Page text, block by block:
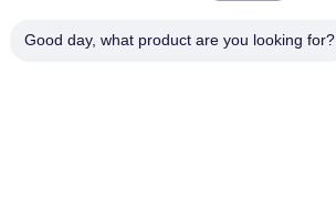
Good day, what product are you looking for?